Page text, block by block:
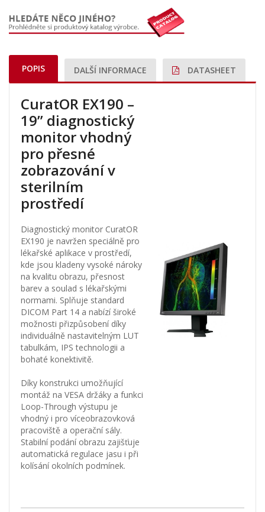
POPIS DALŠÍ INFORMACE DATASHEET
CuratOR EX190 –
19” diagnostický
monitor vhodný
pro přesné
zobrazování v
sterilním
prostředí
Diagnostický monitor CuratOR
EX190 je navržen speciálně pro
lékařské aplikace v prostředí,
kde jsou kladeny vysoké nároky
na kvalitu obrazu, přesnost
barev a soulad s lékařskými
normami. Splňuje standard
DICOM Part 14 a nabízí široké
možnosti přizpůsobení díky
individuálně nastavitelným LUT
tabulkám, IPS technologii a
bohaté konektivitě.
Díky konstrukci umožňující
montáž na VESA držáky a funkci
Loop-Through výstupu je
vhodný i pro víceobrazovková
pracoviště a operační sály.
Stabilní podání obrazu zajišťuje
automatická regulace jasu i při
kolísání okolních podmínek.